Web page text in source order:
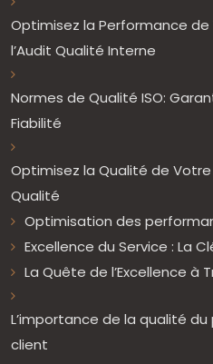
Optimisez la Performance
l’Audit Qualité Interne
Normes de Qualité ISO:
Fiabilité
Optimisez la Qualité de Votre
Qualité
Optimisation des
Excellence du Service : La
La Quête de l’Excellence à
L’importance de la qualité
client